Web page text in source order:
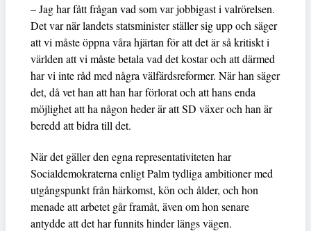
– Jag har fått frågan vad som var jobbigast i valrörelsen.
Det var när landets statsminister ställer sig upp och säger
att vi måste öppna våra hjärtan för att det är så kritiskt i
världen att vi måste betala vad det kostar och att därmed
har vi inte råd med några välfärdsreformer. När han säger
det, då vet han att han har förlorat och att hans enda
möjlighet att ha någon heder är att SD växer och han är
beredd att bidra till det.
När det gäller den egna representativiteten har
Socialdemokraterna enligt Palm tydliga ambitioner med
utgångspunkt från härkomst, kön och ålder, och hon
menade att arbetet går framåt, även om hon senare
antydde att det har funnits hinder längs vägen.